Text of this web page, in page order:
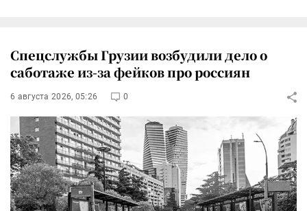
Спецслужбы Грузии возбудили дело о
саботаже из-за фейков про россиян
6 августа 2026, 05:26 0